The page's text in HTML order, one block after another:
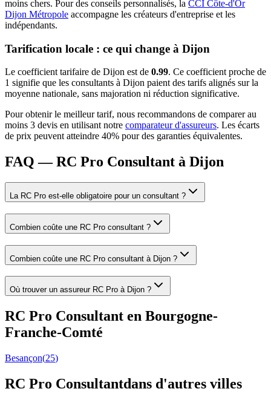
moins chers. Pour des conseils personnalisés, la CCI Côte-d'Or
Dijon Métropole accompagne les créateurs d'entreprise et les
indépendants.
Tarification locale : ce qui change à Dijon
Le coefficient tarifaire de Dijon est de 0.99. Ce coefficient proche de
1 signifie que les consultants à Dijon paient des tarifs alignés sur la
moyenne nationale, sans majoration ni réduction significative.
Pour obtenir le meilleur tarif, nous recommandons de comparer au
moins 3 devis en utilisant notre comparateur d'assureurs. Les écarts
de prix peuvent atteindre 40% pour des garanties équivalentes.
FAQ — RC Pro Consultant à Dijon
La RC Pro est-elle obligatoire pour un consultant ?
Combien coûte une RC Pro consultant ?
Combien coûte une RC Pro consultant à Dijon ?
Où trouver un assureur RC Pro à Dijon ?
RC Pro Consultant en Bourgogne-
Franche-Comté
Besançon(25)
RC Pro Consultantdans d'autres villes